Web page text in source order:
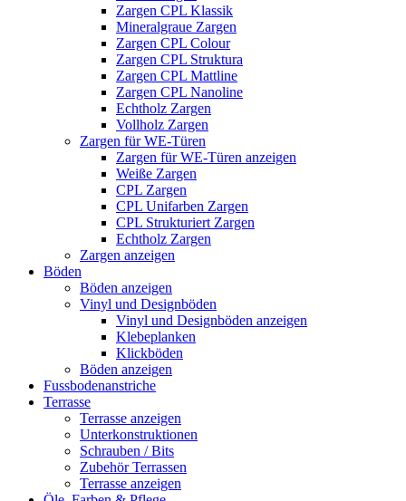
Zargen CPL Klassik
Mineralgraue Zargen
Zargen CPL Colour
Zargen CPL Struktura
Zargen CPL Mattline
Zargen CPL Nanoline
Echtholz Zargen
Vollholz Zargen
Zargen für WE-Türen
Zargen für WE-Türen anzeigen
Weiße Zargen
CPL Zargen
CPL Unifarben Zargen
CPL Strukturiert Zargen
Echtholz Zargen
Zargen anzeigen
Böden
Böden anzeigen
Vinyl und Designböden
Vinyl und Designböden anzeigen
Klebeplanken
Klickböden
Böden anzeigen
Fussbodenanstriche
Terrasse
Terrasse anzeigen
Unterkonstruktionen
Schrauben / Bits
Zubehör Terrassen
Terrasse anzeigen